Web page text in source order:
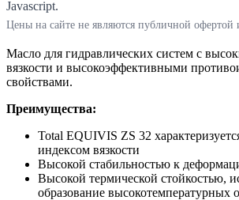
Javascript.
Цены на сайте не являются публичной
Масло для гидравлических систем с
вязкости и высокоэффективными
свойствами.
Преимущества:
Total EQUIVIS ZS 32
индексом вязкости
Высокой стабильностью к
Высокой термической стойкостью,
образование высокотемпературных